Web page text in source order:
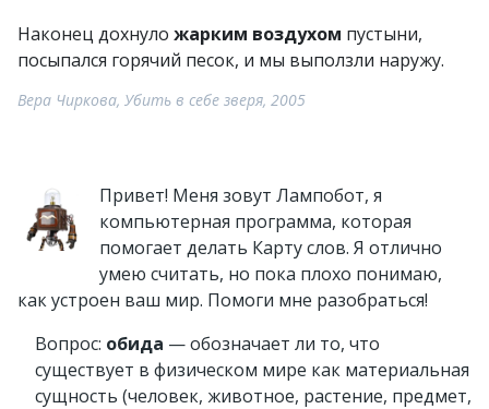
Наконец дохнуло жарким воздухом пустыни,
посыпался горячий песок, и мы выползли наружу.
Вера Чиркова, Убить в себе зверя, 2005
Привет! Меня зовут Лампобот, я
компьютерная программа, которая
помогает делать Карту слов. Я отлично
умею считать, но пока плохо понимаю,
как устроен ваш мир. Помоги мне разобраться!
Вопрос: обида — обозначает ли то, что
существует в физическом мире как материальная
сущность (человек, животное, растение, предмет,